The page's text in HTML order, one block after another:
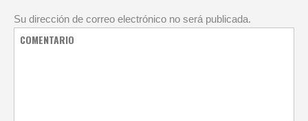
Su dirección de correo electrónico no será publicada.